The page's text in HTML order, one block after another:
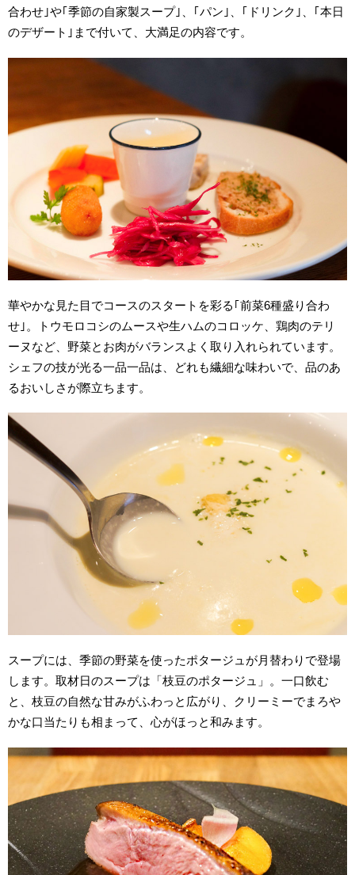
合わせ｣や｢季節の自家製スープ｣、｢パン｣、｢ドリンク｣、｢本日
のデザート｣まで付いて、大満足の内容です。
華やかな見た目でコースのスタートを彩る｢前菜6種盛り合わ
せ｣。トウモロコシのムースや生ハムのコロッケ、鶏肉のテリ
ーヌなど、野菜とお肉がバランスよく取り入れられています。
シェフの技が光る一品一品は、どれも繊細な味わいで、品のあ
るおいしさが際立ちます。
スープには、季節の野菜を使ったポタージュが月替わりで登場
します。取材日のスープは「枝豆のポタージュ」。一口飲む
と、枝豆の自然な甘みがふわっと広がり、クリーミーでまろや
かな口当たりも相まって、心がほっと和みます。